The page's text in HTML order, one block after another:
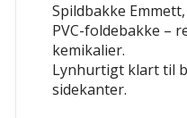
Spildbakke
PVC-foldebakke –
kemikalier.
Lynhurtigt klart til
sidekanter.